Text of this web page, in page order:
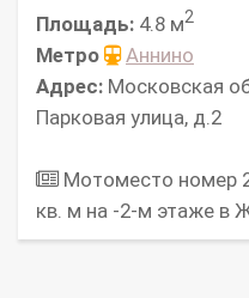
Площадь: 4.8 м2
Метро
Аннино
Адрес: Московская
Парковая улица, д.2
Мотоместо номер
кв. м на -2-м этаже в